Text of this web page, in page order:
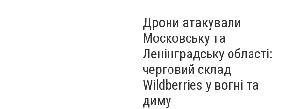
Дрони атакували
Московську та
Ленінградську області:
черговий склад
Wildberries у вогні та
диму